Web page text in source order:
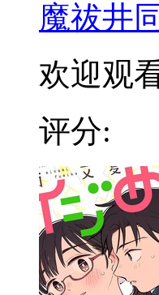
魔祓井
欢迎观
评分: